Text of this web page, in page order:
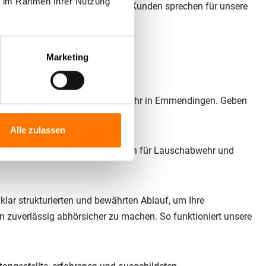
Marketing
Alle zulassen
und zahlreiche zufriedene Kunden sprechen für unsere
Kosten einer Lauschabwehr in Emmendingen. Geben
Gruppe®– Ihrem Experten für Lauschabwehr und
strukturierten und bewährten Ablauf, um Ihre
zuverlässig abhörsicher zu machen. So funktioniert unsere